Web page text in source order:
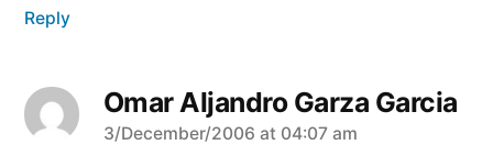
Reply
Omar Aljandro Garza Garcia
says:
3/December/2006 at 04:07 am